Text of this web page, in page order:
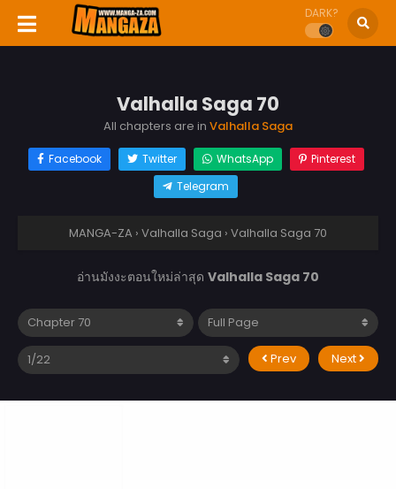
DARK?
Valhalla Saga 70
All chapters are in Valhalla Saga
Facebook Twitter WhatsApp
Pinterest
Telegram
MANGA-ZA › Valhalla Saga › Valhalla Saga 70
อ่านมังงะตอนใหม่ล่าสุด Valhalla Saga 70
Prev Next